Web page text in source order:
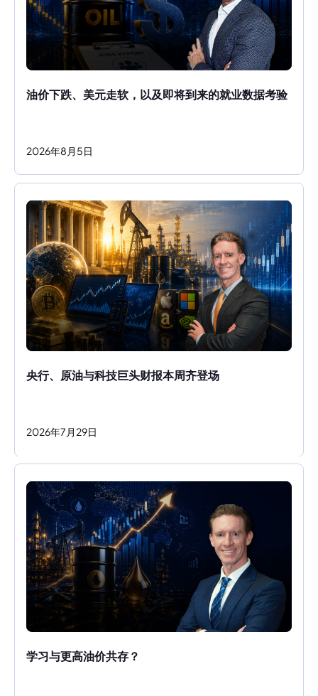
油价下跌、美元走软，以及即将到来的就业数据考验
2026年8 月 5日
央行、原油与科技巨头财报本周齐登场
2026年7 月 29日